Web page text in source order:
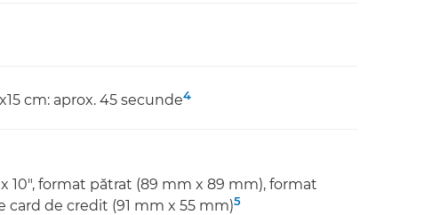
cm: aprox. 45 secunde4
x 10", format pătrat (89 mm x 89 mm), format
card de credit (91 mm x 55 mm)5